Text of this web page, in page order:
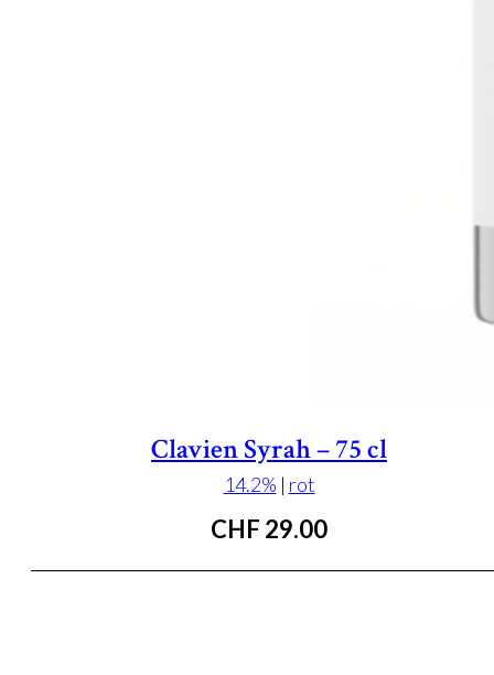
Clavien Syrah – 75 cl
14.2% | rot
CHF 29.00